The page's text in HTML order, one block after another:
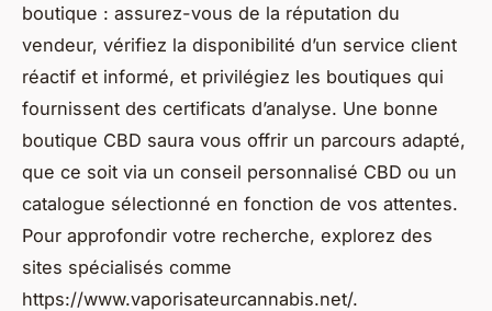
boutique : assurez-vous de la réputation du
vendeur, vérifiez la disponibilité d’un service client
réactif et informé, et privilégiez les boutiques qui
fournissent des certificats d’analyse. Une bonne
boutique CBD saura vous offrir un parcours adapté,
que ce soit via un conseil personnalisé CBD ou un
catalogue sélectionné en fonction de vos attentes.
Pour approfondir votre recherche, explorez des
sites spécialisés comme
https://www.vaporisateurcannabis.net/.